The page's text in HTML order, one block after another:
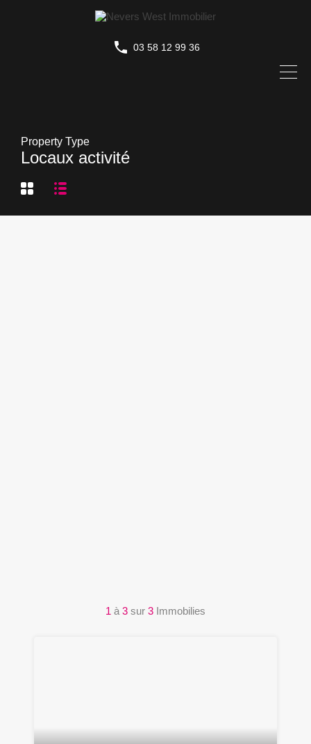
03 58 12 99 36
Property Type
Locaux activité
1 à 3 sur 3 Immobilies